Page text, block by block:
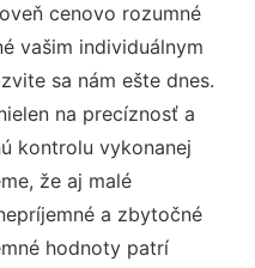
cenovo rozumné
vašim individuálnym
sa nám ešte dnes.
na precíznosť a
kontrolu vykonanej
že aj malé
a zbytočné
hodnoty patrí